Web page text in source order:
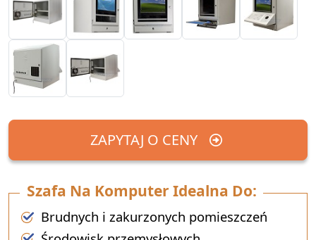
ZAPYTAJ O CENY
Szafa Na Komputer Idealna Do:
Brudnych i zakurzonych pomieszczeń